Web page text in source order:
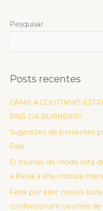
Pesquisar
Posts recentes
CAMILA COUTINHO
PAIS DA BURBERRY
Sugestões de presentes
Pais
O mundo da moda está
a Bahia à alta-costura
Feita por eles: noivos
confeccionam os anéis